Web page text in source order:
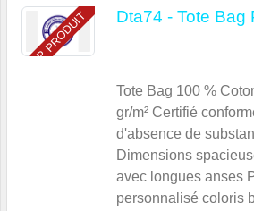
TOP PRODUIT Dta74 - Tote Bag
Tote Bag 100 %
gr/m² Certifié
d'absence de
Dimensions
avec longues anses
personnalisé coloris